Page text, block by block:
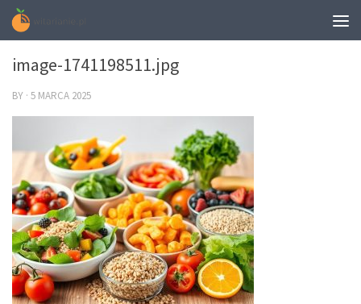
0
image-1741198511.jpg
BY · 5 MARCA 2025